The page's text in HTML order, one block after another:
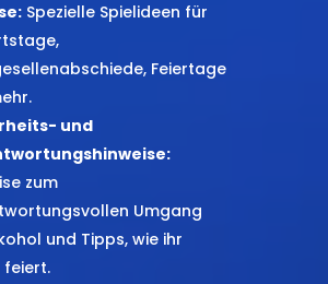
Spezielle Spielideen für
Feiertage
und
zum
Umgang
und Tipps, wie ihr
feiert.